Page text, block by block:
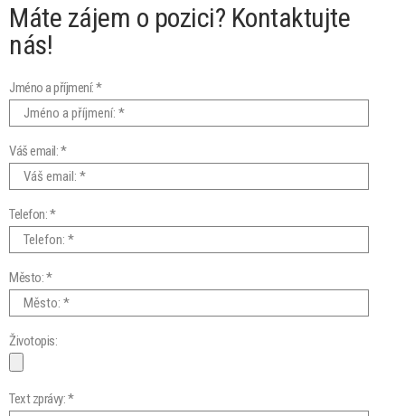
Máte zájem o pozici? Kontaktujte
nás!
Jméno a příjmení: *
Váš email: *
Telefon: *
Město: *
Životopis:
Text zprávy: *